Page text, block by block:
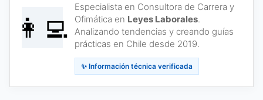
👩‍💻
Especialista en Consultora de Carrera y
Ofimática en Leyes Laborales.
Analizando tendencias y creando guías
prácticas en Chile desde 2019.
✨ Información técnica verificada